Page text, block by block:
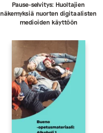
Pause-selvitys: Huoltajien
näkemyksiä nuorten digitaalisten
medioiden käyttöön